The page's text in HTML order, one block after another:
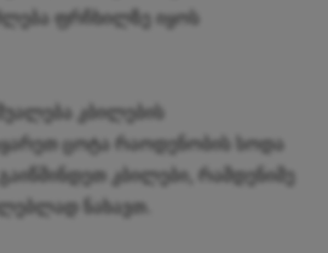
ფრჩხილზე იყოს
კბილების
ცოტა რაოდენობის სოდა
კბილები, რამდენიმე
ნახავთ.